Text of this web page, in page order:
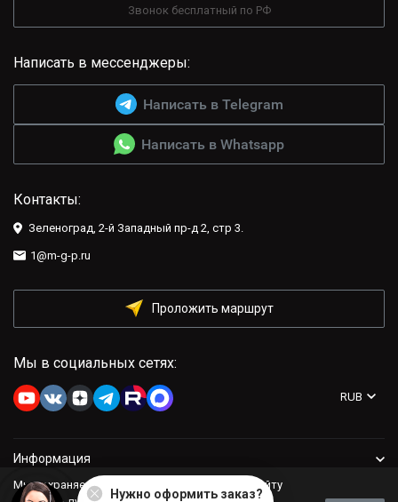
Звонок бесплатный по РФ
Написать в мессенджеры:
Написать в Telegram
Написать в Whatsapp
Контакты:
Зеленоград, 2-й Западный пр-д 2, стр 3.
1@m-g-p.ru
Проложить маршрут
Мы в социальных сетях:
RUB
Информация
Мы сохраняем файлы cookie: это помогает сайту
Нужно оформить заказ?